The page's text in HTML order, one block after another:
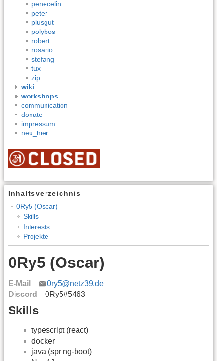
penecelin
peter
plusgut
polybos
robert
rosario
stefang
tux
zip
wiki
workshops
communication
donate
impressum
neu_hier
Inhaltsverzeichnis
0Ry5 (Oscar)
Skills
Interests
Projekte
0Ry5 (Oscar)
E-Mail
0ry5@netz39.de
Discord
0Ry5#5463
Skills
typescript (react)
docker
java (spring-boot)